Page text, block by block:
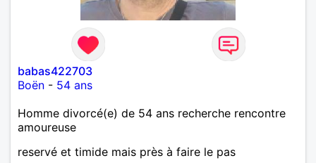
babas422703
Boën - 54 ans
Homme divorcé(e) de 54 ans recherche rencontre
amoureuse
reservé et timide mais près à faire le pas